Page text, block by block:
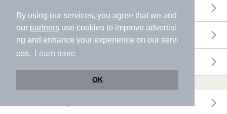
By using our services, you agree that we and
our partners use cookies to improve advertisi
ng and enhance your experience on our servi
ces.
Learn more
OK
おすすめ電子チケット・クーポン一覧